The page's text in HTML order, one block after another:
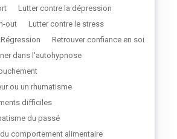
Lutter contre la dépression
out
Lutter contre le stress
Régression
Retrouver confiance en soi
dans l'autohypnose
ou un rhumatisme
difficiles
du passé
comportement alimentaire